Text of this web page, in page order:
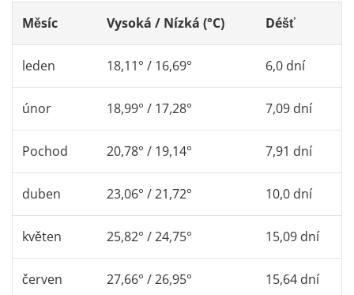
Měsíc Vysoká / Nízká (°C) Déšť
leden 18,11° / 16,69° 6,0 dní
únor 18,99° / 17,28° 7,09 dní
Pochod 20,78° / 19,14° 7,91 dní
duben 23,06° / 21,72° 10,0 dní
květen 25,82° / 24,75° 15,09 dní
červen 27,66° / 26,95° 15,64 dní